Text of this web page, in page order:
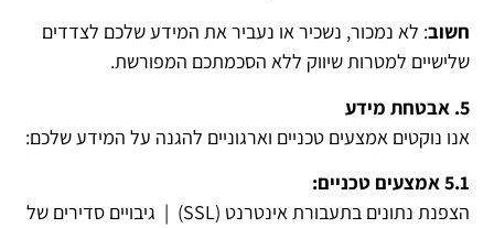
חשוב: לא נמכור, נשכיר או נעביר את המידע שלכם לצדדים
שלישיים למטרות שיווק ללא הסכמתכם המפורשת.
5. אבטחת מידע
אנו נוקטים אמצעים טכניים וארגוניים להגנה על המידע שלכם:
5.1 אמצעים טכניים:
הצפנת נתונים בתעבורת אינטרנט (SSL) | גיבויים סדירים של